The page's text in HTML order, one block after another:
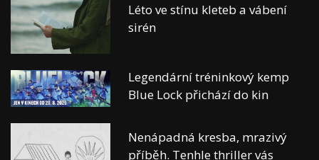
Léto ve stínu kleteb a vábení
sirén
Legendární tréninkový kemp
Blue Lock přichází do kin
Nenápadná kresba, mrazivý
příběh. Tenhle thriller vás